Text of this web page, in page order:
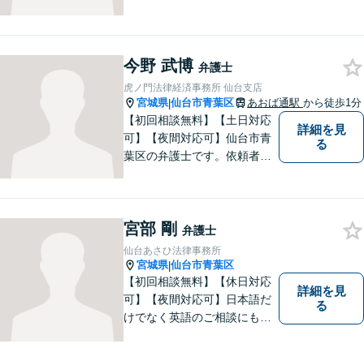
たる事件も、受任可能です。
お気軽にご相談ください。
今野 武博 弁護士
虎ノ門法律経済事務所 仙台支店
宮城県|仙台市青葉区 あおば通駅 から徒歩1分
【初回相談無料】【土日対応
可】【夜間対応可】仙台市青
葉区の弁護士です。依頼者様
詳細を見
る
宮部 剛 弁護士
仙台あさひ法律事務所
宮城県|仙台市青葉区
【初回相談無料】【休日対応
可】【夜間対応可】日本語だ
けでなく英語のご相談にも対
詳細を見
る